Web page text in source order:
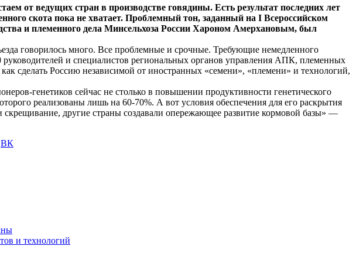
от ведущих стран в производстве говядины. Есть результат последних лет
скота пока не хватает. Проблемный тон, заданный на Ι Всероссийском
и племенного дела Минсельхоза России Хароном Амерхановым, был
говорилось много. Все проблемные и срочные. Требующие немедленного
руководителей и специалистов региональных органов управления АПК, племенных
сделать Россию независимой от иностранных «семени», «племени» и технологий,
генетиков сейчас не столько в повышении продуктивности генетического
реализованы лишь на 60-70%. А вот условия обеспечения для его раскрытия
другие страны создавали опережающее развитие кормовой базы» —
ВК
и технологий